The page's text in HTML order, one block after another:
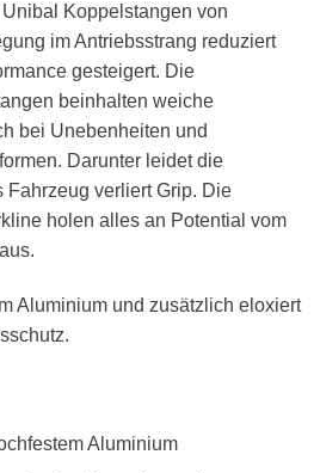
Koppelstangen von
im Antriebsstrang reduziert
gesteigert. Die
beinhalten weiche
bei Unebenheiten und
Darunter leidet die
Fahrzeug verliert Grip. Die
holen alles an Potential vom
Aluminium und zusätzlich eloxiert
Aluminium